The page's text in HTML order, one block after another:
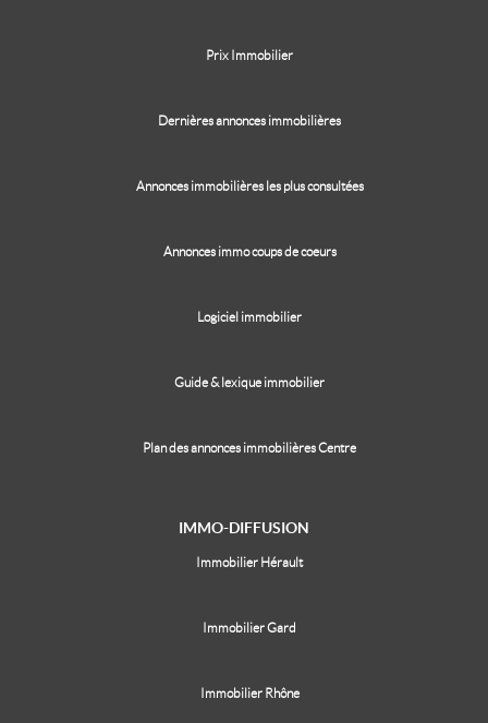
Prix Immobilier
Dernières annonces immobilières
Annonces immobilières les plus consultées
Annonces immo coups de coeurs
Logiciel immobilier
Guide & lexique immobilier
Plan des annonces immobilières Centre
IMMO-DIFFUSION
Immobilier Hérault
Immobilier Gard
Immobilier Rhône